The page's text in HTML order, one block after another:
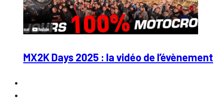
MX2K Days 2025 : la vidéo de l’évènement